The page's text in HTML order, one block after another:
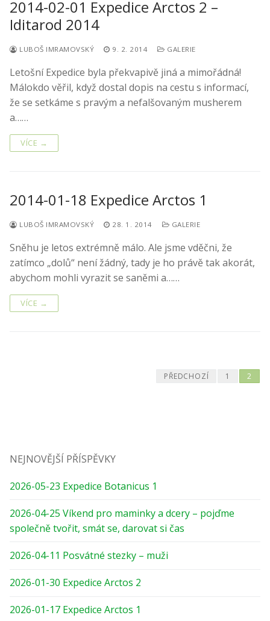
2014-02-01 Expedice Arctos 2 –
Iditarod 2014
LUBOŠ IMRAMOVSKÝ 9. 2. 2014 GALERIE
Letošní Expedice byla překvapivě jiná a mimořádná!
Málokdo věřil, když dostal dopis na cestu s informací,
že se setkáme s pravým a nefalšovaným musherem
a……
VÍCE →
2014-01-18 Expedice Arctos 1
LUBOŠ IMRAMOVSKÝ 28. 1. 2014 GALERIE
Sněhu je letos extrémně málo. Ale jsme vděčni, že
zatímco „dolů“ není žádný, tady je ho právě tak akorát,
abychom mohli vyrazit se saněmi a……
VÍCE →
Navigace
PŘEDCHOZÍ 1 2
NEJNOVĚJŠÍ PŘÍSPĚVKY
2026-05-23 Expedice Botanicus 1
2026-04-25 Víkend pro maminky a dcery – pojďme
společně tvořit, smát se, darovat si čas
2026-04-11 Posvátné stezky – muži
2026-01-30 Expedice Arctos 2
2026-01-17 Expedice Arctos 1